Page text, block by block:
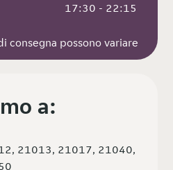
17:30 - 22:15
consegna possono variare
a:
21013, 21017, 21040,